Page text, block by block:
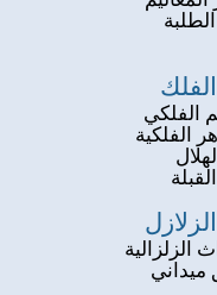
الفلكي
الفلكية
الزلزالية
ميداني